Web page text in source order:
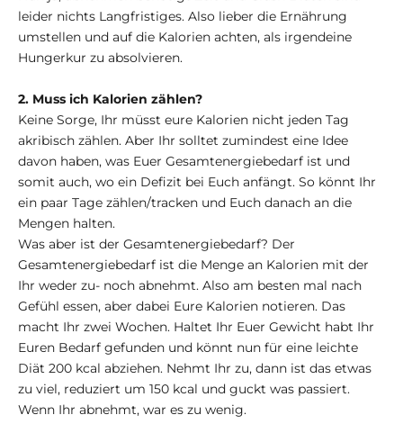
leider nichts Langfristiges. Also lieber die Ernährung
umstellen und auf die Kalorien achten, als irgendeine
Hungerkur zu absolvieren.
2. Muss ich Kalorien zählen?
Keine Sorge, Ihr müsst eure Kalorien nicht jeden Tag
akribisch zählen. Aber Ihr solltet zumindest eine Idee
davon haben, was Euer Gesamtenergiebedarf ist und
somit auch, wo ein Defizit bei Euch anfängt. So könnt Ihr
ein paar Tage zählen/tracken und Euch danach an die
Mengen halten.
Was aber ist der Gesamtenergiebedarf? Der
Gesamtenergiebedarf ist die Menge an Kalorien mit der
Ihr weder zu- noch abnehmt. Also am besten mal nach
Gefühl essen, aber dabei Eure Kalorien notieren. Das
macht Ihr zwei Wochen. Haltet Ihr Euer Gewicht habt Ihr
Euren Bedarf gefunden und könnt nun für eine leichte
Diät 200 kcal abziehen. Nehmt Ihr zu, dann ist das etwas
zu viel, reduziert um 150 kcal und guckt was passiert.
Wenn Ihr abnehmt, war es zu wenig.